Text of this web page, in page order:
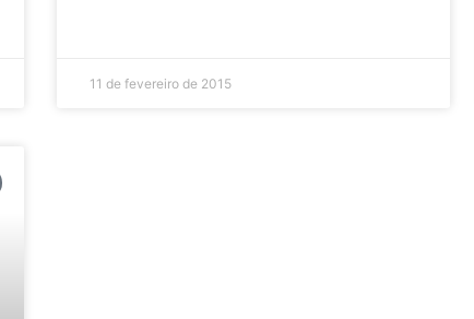
11 de fevereiro de 2015